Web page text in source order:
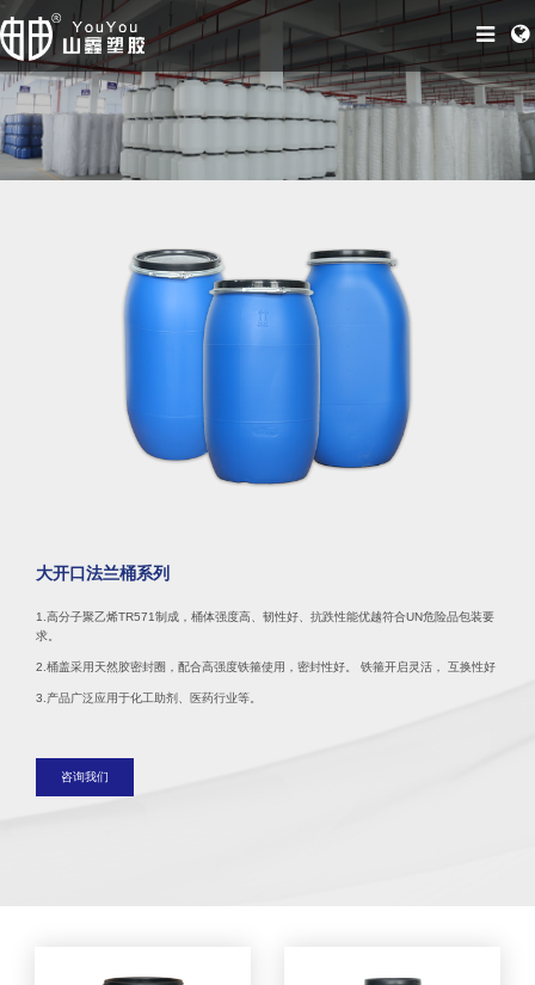
大开口法兰桶系列
1.高分子聚乙烯TR571制成，桶体强度高、韧性好、抗跌性能优越符合UN危险品包装要
求。
2.桶盖采用天然胶密封圈，配合高强度铁箍使用，密封性好。 铁箍开启灵活， 互换性好
3.产品广泛应用于化工助剂、医药行业等。
咨询我们